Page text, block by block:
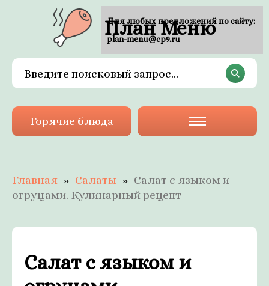
План Меню
Горячие блюда
Главная Салаты
Салат с языком и
огруцами. Кулинарный рецепт
Салат с языком и
Для любых предложений по сайту:
plan-menu@cp9.ru